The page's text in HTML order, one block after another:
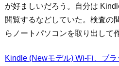
が好ましいだろう。自分は
閲覧するなどしていた。検査の
らノートパソコンを取り出して
Kindle (Newモデル) Wi-Fi、ブ